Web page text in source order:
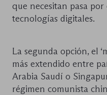
que necesitan pasa por
tecnologías digitales.
La segunda opción, el
más extendido entre
Arabia Saudí o
régimen comunista